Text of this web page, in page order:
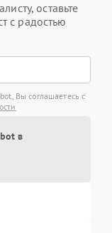
оставьте
с радостью
Вы соглашаетесь с
в